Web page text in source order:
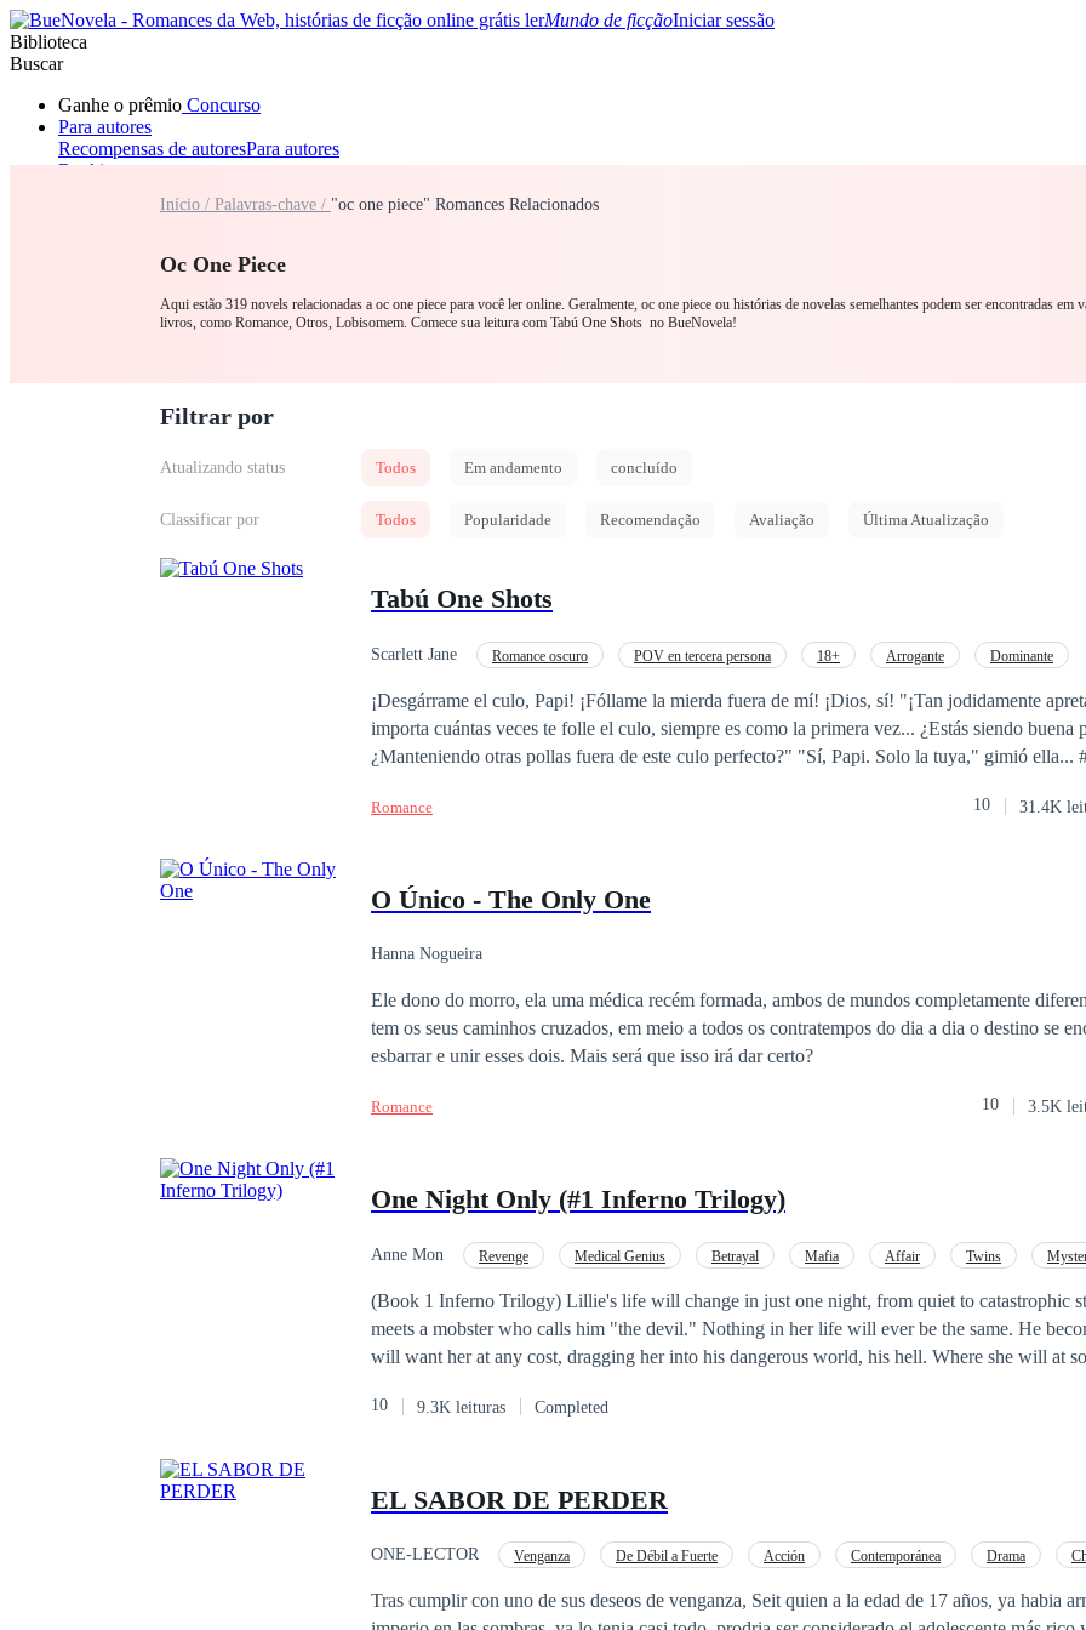
Mundo de ficçãoIniciar sessão
Biblioteca
Buscar
Ganhe o prêmio Concurso
Para autores
Recompensas de autoresPara autores
Ranking
RomanceLobisomemMáfia
Início / Palavras-chave / "oc one piece" Romances Relacionados
Oc One Piece
Aqui estão 319 novels relacionadas a oc one piece para você ler online. Geralmente, oc one piece ou histórias de novelas semelhantes podem ser encontradas em
livros, como Romance, Otros, Lobisomem. Comece sua leitura com Tabú One Shots no BueNovela!
Filtrar por
Atualizando status Todos Em andamento concluído
Classificar por Todos Popularidade Recomendação Avaliação Última Atualização
Tabú One Shots
Scarlett Jane Romance oscuro POV en tercera persona 18+ Arrogante
Dominante
¡Desgárrame el culo, Papi! ¡Fóllame la mierda fuera de mí! ¡Dios, sí! "¡Tan jodidamente
importa cuántas veces te folle el culo, siempre es como la primera vez... ¿Estás siendo buena
¿Manteniendo otras pollas fuera de este culo perfecto?" "Sí, Papi. Solo la tuya," gimió ella...
y reclaman a sus niñitas provocadoras en cortos calientes crudos y que rompen límites.
retorcido aquí... ### Un padrastro conflictuado destroza los agujeros de su hijastra en su cama
el día de su boda... con su hijo. Papis multimillonarios. Papis Don. Un papi que folla a la
contigo. Ella ruega por la polla brutal de papi. Él no puede parar de estirar a su sucia niñita.
personajes son mayores de 18. Contenido explícito adelante. Solo 18+. Se recomienda
Romance 10 31.4K
O Único - The Only One
Hanna Nogueira
Ele dono do morro, ela uma médica recém formada, ambos de mundos completamente
tem os seus caminhos cruzados, em meio a todos os contratempos do dia a dia o destino se
esbarrar e unir esses dois. Mais será que isso irá dar certo?
Romance 10 3.5K
One Night Only (#1 Inferno Trilogy)
Anne Mon Revenge Medical Genius Betrayal Mafia Affair Twins
(Book 1 Inferno Trilogy) Lillie's life will change in just one night, from quiet to catastrophic
meets a mobster who calls him "the devil." Nothing in her life will ever be the same. He
will want her at any cost, dragging her into his dangerous world, his hell. Where she will at
her hell?
10 9.3K leituras Completed
EL SABOR DE PERDER
ONE-LECTOR Venganza De Débil a Fuerte Acción Contemporánea Drama
Tras cumplir con uno de sus deseos de venganza, Seit quien a la edad de 17 años, ya habia